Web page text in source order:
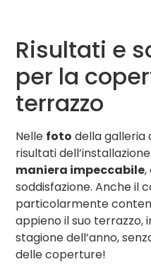
Risultati e
per la
terrazzo
Nelle foto della galleria
risultati
maniera impeccabile
soddisfazione. Anche il
particolarmente
appieno il suo terrazzo,
stagione dell’anno,
delle coperture!